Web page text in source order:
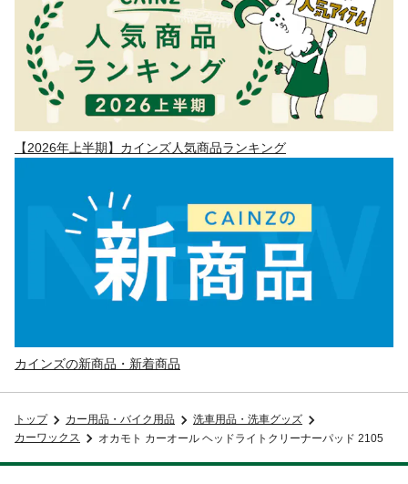
【2026年上半期】カインズ人気商品ランキング
カインズの新商品・新着商品
トップ カー用品・バイク用品
洗車用品・洗車グッズ
カーワックス
オカモト カーオール ヘッドライトクリーナーパッド 2105